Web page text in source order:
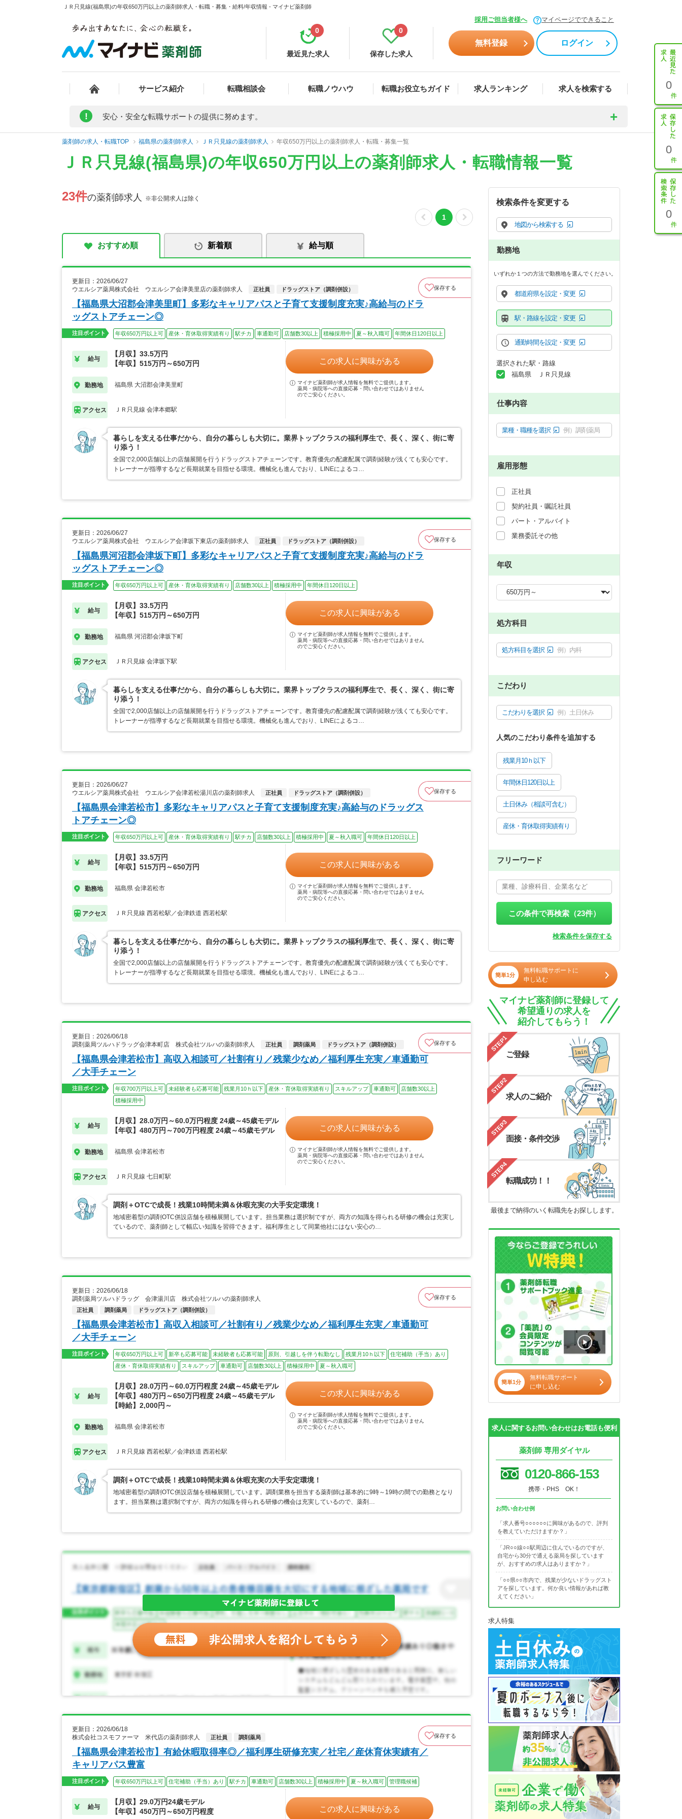
ＪＲ只見線(福島県)の年収650万円以上の薬剤師求人・転職・募集・給料/年収情報 - マイナビ薬剤師
採用ご担当者様へ マイページでできること
最近見た求人
0
保存した求人
0
無料登録 ログイン
サービス紹介 転職相談会 転職ノウハウ 転職お役立ちガイド 求人ランキング 求人を検索する 0
0
0
! 安心・安全な転職サポートの提供に努めます。
薬剤師の求人・転職TOP 福島県の薬剤師求人 ＪＲ只見線の薬剤師求人 年収650万円以上の薬剤師求人・転職・募集一覧
ＪＲ只見線(福島県)の年収650万円以上の薬剤師求人・転職情報一覧
23件の薬剤師求人 ※非公開求人は除く
1
おすすめ順 新着順 給与順
更新日：2026/06/27
ウエルシア薬局株式会社 ウエルシア会津美里店の薬剤師求人
正社員 ドラッグストア（調剤併設） 保存する
【福島県大沼郡会津美里町】多彩なキャリアパスと子育て支援制度充実♪高給与のドラ
ッグストアチェーン◎
注目ポイント 年収650万円以上可 産休・育休取得実績有り 駅チカ 車通勤可 店舗数30以上 積極採用中 夏～秋入職可 年間休日120日以上
給与
【月収】33.5万円
【年収】515万円～650万円
勤務地 福島県 大沼郡会津美里町
アクセス ＪＲ只見線 会津本郷駅
この求人に興味がある
マイナビ薬剤師が求人情報を無料でご提供します。
薬局・病院等への直接応募・問い合わせではありません
のでご安心ください。
暮らしを支える仕事だから、自分の暮らしも大切に。業界トップクラスの福利厚生で、長く、深く、街に寄
り添う！
全国で2,000店舗以上の店舗展開を行うドラッグストアチェーンです。教育優先の配慮配属で調剤経験が浅くても安心です。
トレーナーが指導するなど長期就業を目指せる環境。機械化も進んでおり、LINEによるコ…
更新日：2026/06/27
ウエルシア薬局株式会社 ウエルシア会津坂下東店の薬剤師求人
正社員 ドラッグストア（調剤併設） 保存する
【福島県河沼郡会津坂下町】多彩なキャリアパスと子育て支援制度充実♪高給与のドラ
ッグストアチェーン◎
注目ポイント 年収650万円以上可 産休・育休取得実績有り 店舗数30以上 積極採用中 年間休日120日以上
給与
【月収】33.5万円
【年収】515万円～650万円
勤務地 福島県 河沼郡会津坂下町
アクセス ＪＲ只見線 会津坂下駅
この求人に興味がある
マイナビ薬剤師が求人情報を無料でご提供します。
薬局・病院等への直接応募・問い合わせではありません
のでご安心ください。
暮らしを支える仕事だから、自分の暮らしも大切に。業界トップクラスの福利厚生で、長く、深く、街に寄
り添う！
全国で2,000店舗以上の店舗展開を行うドラッグストアチェーンです。教育優先の配慮配属で調剤経験が浅くても安心です。
トレーナーが指導するなど長期就業を目指せる環境。機械化も進んでおり、LINEによるコ…
更新日：2026/06/27
ウエルシア薬局株式会社 ウエルシア会津若松湯川店の薬剤師求人
正社員 ドラッグストア（調剤併設） 保存する
【福島県会津若松市】多彩なキャリアパスと子育て支援制度充実♪高給与のドラッグス
トアチェーン◎
注目ポイント 年収650万円以上可 産休・育休取得実績有り 駅チカ 店舗数30以上 積極採用中 夏～秋入職可 年間休日120日以上
給与
【月収】33.5万円
【年収】515万円～650万円
勤務地 福島県 会津若松市
アクセス ＪＲ只見線 西若松駅／会津鉄道 西若松駅
この求人に興味がある
マイナビ薬剤師が求人情報を無料でご提供します。
薬局・病院等への直接応募・問い合わせではありません
のでご安心ください。
暮らしを支える仕事だから、自分の暮らしも大切に。業界トップクラスの福利厚生で、長く、深く、街に寄
り添う！
全国で2,000店舗以上の店舗展開を行うドラッグストアチェーンです。教育優先の配慮配属で調剤経験が浅くても安心です。
トレーナーが指導するなど長期就業を目指せる環境。機械化も進んでおり、LINEによるコ…
更新日：2026/06/18
調剤薬局ツルハドラッグ会津本町店 株式会社ツルハの薬剤師求人
正社員 調剤薬局 ドラッグストア（調剤併設） 保存する
【福島県会津若松市】高収入相談可／社割有り／残業少なめ／福利厚生充実／車通勤可
／大手チェーン
注目ポイント 年収700万円以上可 未経験者も応募可能 残業月10ｈ以下 産休・育休取得実績有り スキルアップ 車通勤可
店舗数30以上
積極採用中
給与
【月収】28.0万円～60.0万円程度 24歳～45歳モデル
【年収】480万円～700万円程度 24歳～45歳モデル
勤務地 福島県 会津若松市
アクセス ＪＲ只見線 七日町駅
この求人に興味がある
マイナビ薬剤師が求人情報を無料でご提供します。
薬局・病院等への直接応募・問い合わせではありません
のでご安心ください。
調剤＋OTCで成長！残業10時間未満＆休暇充実の大手安定環境！
地域密着型の調剤OTC併設店舗を積極展開しています。担当業務は選択制ですが、両方の知識を得られる研修の機会は充実し
ているので、薬剤師として幅広い知識を習得できます。福利厚生として同業他社にはない安心の…
更新日：2026/06/18
調剤薬局ツルハドラッグ 会津湯川店 株式会社ツルハの薬剤師求人
正社員 調剤薬局 ドラッグストア（調剤併設）
保存する
【福島県会津若松市】高収入相談可／社割有り／残業少なめ／福利厚生充実／車通勤可
／大手チェーン
注目ポイント 年収650万円以上可 新卒も応募可能 未経験者も応募可能 原則、引越しを伴う転勤なし 残業月10ｈ以下
住宅補助（手当）あり
産休・育休取得実績有り
スキルアップ 車通勤可 店舗数30以上 積極採用中 夏～秋入職可
給与
【月収】28.0万円～60.0万円程度 24歳～45歳モデル
【年収】480万円～650万円程度 24歳～45歳モデル
【時給】2,000円～
勤務地 福島県 会津若松市
アクセス ＪＲ只見線 西若松駅／会津鉄道 西若松駅
この求人に興味がある
マイナビ薬剤師が求人情報を無料でご提供します。
薬局・病院等への直接応募・問い合わせではありません
のでご安心ください。
調剤＋OTCで成長！残業10時間未満＆休暇充実の大手安定環境！
地域密着型の調剤OTC併設店舗を積極展開しています。調剤業務を担当する薬剤師は基本的に9時～19時の間での勤務となり
ます。担当業務は選択制ですが、両方の知識を得られる研修の機会は充実しているので、薬剤…
更新日：2026/06/18
株式会社コスモファーマ 米代店の薬剤師求人
正社員 調剤薬局 保存する
【福島県会津若松市】有給休暇取得率◎／福利厚生研修充実／社宅／産休育休実績有／
キャリアパス豊富
注目ポイント 年収650万円以上可 住宅補助（手当）あり 駅チカ 車通勤可 店舗数30以上 積極採用中 夏～秋入職可 管理職候補
給与
【月収】29.0万円24歳モデル
【年収】450万円～650万円程度
この求人に興味がある
検索条件を変更する
地図から検索する
勤務地
いずれか１つの方法で勤務地を選んでください。
都道府県を設定・変更
駅・路線を設定・変更
通勤時間を設定・変更
選択された駅・路線
福島県 ＪＲ只見線
仕事内容
業種・職種を選択 例）調剤薬局
雇用形態
正社員
契約社員・嘱託社員
パート・アルバイト
業務委託その他
年収
処方科目
処方科目を選択 例）内科
こだわり
こだわりを選択 例）土日休み
人気のこだわり条件を追加する
残業月10ｈ以下
年間休日120日以上
土日休み（相談可含む）
産休・育休取得実績有り
フリーワード
この条件で再検索（23件）
検索条件を保存する
簡単1分
無料転職サポートに
申し込む
マイナビ薬剤師に登録して
希望通りの求人を
紹介してもらう！
STEP1
ご登録
STEP2
求人のご紹介
STEP3
面接・条件交渉
STEP4
転職成功！！
最後まで納得のいく転職先をお探しします。
簡単1分
無料転職サポート
に申し込む
求人に関するお問い合わせはお電話も便利
薬剤師 専用ダイヤル
0120-866-153
携帯・PHS OK！
お問い合わせ例
「求人番号○○○○○○に興味があるので、評判
を教えていただけますか？」
「JR○○線○○駅周辺に住んでいるのですが、
自宅から30分で通える薬局を探しています
が、おすすめの求人はありますか？」
「○○県○○市内で、残業が少ないドラッグスト
アを探しています。何か良い情報があれば教
えてください」
求人特集